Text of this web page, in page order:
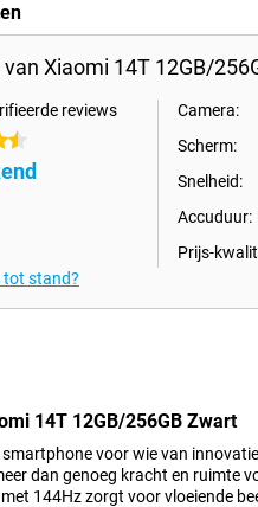
Xiaomi 14T 12GB/
reviews
Camera:
Scherm:
Snelheid:
Accuduur:
Prijs-
tot stand?
14T 12GB/256GB Zwart
smartphone voor wie van
dan genoeg kracht en ruimte
144Hz zorgt voor vloeiende